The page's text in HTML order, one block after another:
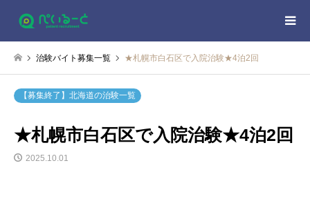
治験バイト募集一覧 ★札幌市白石区で入院治験★4泊2回
【募集終了】北海道の治験一覧
★札幌市白石区で入院治験★4泊2回
2025.10.01